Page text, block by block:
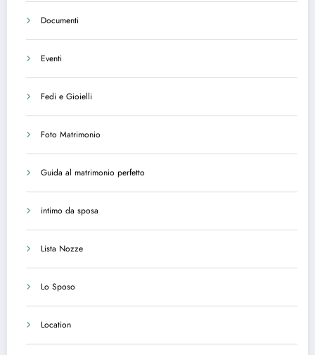
Documenti
Eventi
Fedi e Gioielli
Foto Matrimonio
Guida al matrimonio perfetto
intimo da sposa
Lista Nozze
Lo Sposo
Location